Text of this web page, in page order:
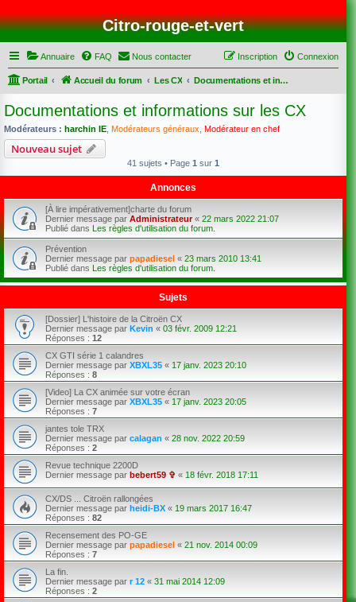
Citro-rouge-et-vert
Annuaire FAQ Nous contacter Connexion
Inscription
Portail Accueil du forum Les CX Documentations et informations sur les CX
Documentations et informations sur les CX
Modérateurs : harchin IE Modérateurs généraux Modérateur en chef
Nouveau sujet
41 sujets • Page 1 sur 1
Annonces
[À lire impérativement]charte du forum
Dernier message par Administrateur« 22 mars 2022 21:07
Publié dans Les règles d'utilisation du forum.
Prévention
Dernier message par papadiesel « 23 mars 2010 13:41
Publié dans Les règles d'utilisation du forum.
Sujets
[Dossier] L'histoire de la Citroën CX
Dernier message par Kevin « 03 févr. 2009 12:21
Réponses : 12
CX GTI série 1 calandres
Dernier message par XBXL35 « 17 janv. 2023 20:10
Réponses : 8
[Video] La CX animée sur votre écran
Dernier message par XBXL35 « 17 janv. 2023 20:05
Réponses : 7
jantes tole TRX
Dernier message par calagan « 28 nov. 2022 20:59
Réponses : 2
Revue technique 2200D
Dernier message par bebert59 ✞ « 18 févr. 2018 17:11
CX/DS ... Citroën rallongées
Dernier message par heidi-BX « 19 mars 2017 16:47
Réponses : 82
Recensement des PO-GE
Dernier message par papadiesel « 21 nov. 2014 00:09
Réponses : 7
La fin.
Dernier message par r 12 « 31 mai 2014 12:09
Réponses : 2